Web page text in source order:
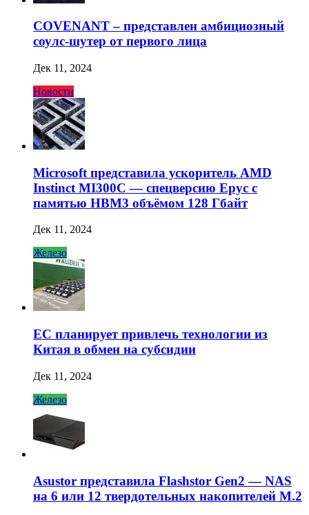
COVENANT – представлен амбициозный
соулс-шутер от первого лица
Дек 11, 2024
Новости
Microsoft представила ускоритель AMD
Instinct MI300C — спецверсию Epyc с
памятью HBM3 объёмом 128 Гбайт
Дек 11, 2024
Железо
ЕС планирует привлечь технологии из
Китая в обмен на субсидии
Дек 11, 2024
Железо
Asustor представила Flashstor Gen2 — NAS
на 6 или 12 твердотельных накопителей M.2